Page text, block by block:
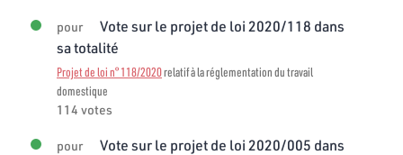
pour
Vote sur le projet de loi 2020/118 dans
sa totalité
Projet de loi n° 118/2020relatif à la réglementation du travail
domestique
114 votes
pour
Vote sur le projet de loi 2020/005 dans